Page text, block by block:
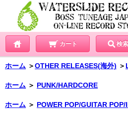
カート 検索
ホーム ＞OTHER RELEASES(海外) ＞
ホーム ＞ PUNK/HARDCORE
ホーム ＞ POWER POP/GUITAR POP/